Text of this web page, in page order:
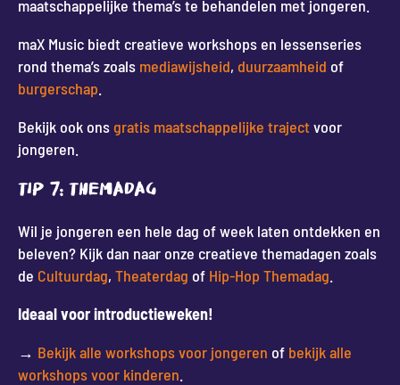
maatschappelijke thema’s te behandelen met jongeren.
maX Music biedt creatieve workshops en lessenseries
rond thema’s zoals mediawijsheid, duurzaamheid of
burgerschap
Bekijk ook onsgratis maatschappelijke trajectvoor
jongeren.
Tip 7: Themadag
Wil je jongeren een hele dag of week laten ontdekken en
beleven? Kijk dan naar onze creatieve themadagen zoals
de Cultuurdag, Theaterdag of Hip-Hop Themadag
Ideaal voor introductieweken!
→ Bekijk alle workshops voor jongeren of bekijk alle
workshops voor kinderen